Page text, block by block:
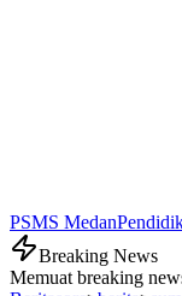
PSMS Medan
Breaking News
Memuat breaking